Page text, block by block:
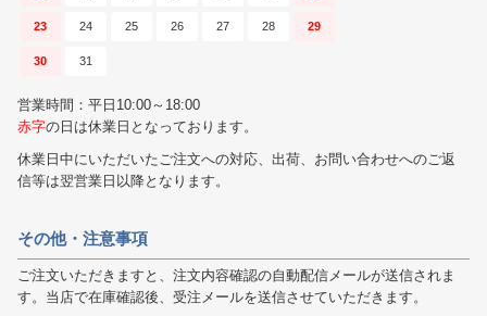
23 24 25 26 27 28 29
30 31
営業時間：平日10:00～18:00
赤字の日は休業日となっております。
休業日中にいただいたご注文への対応、出荷、お問い合わせへのご返
信等は翌営業日以降となります。
その他・注意事項
ご注文いただきますと、注文内容確認の自動配信メールが送信されま
す。当店で在庫確認後、受注メールを送信させていただきます。